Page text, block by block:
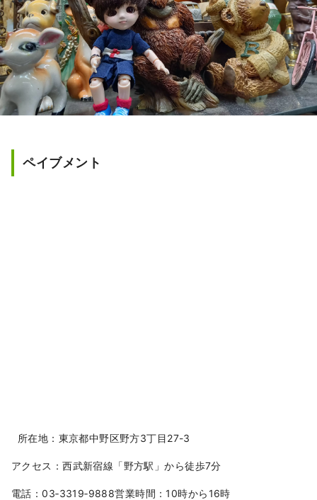
ペイブメント
所在地：東京都中野区野方3丁目27-3
アクセス：西武新宿線「野方駅」から徒歩7分
電話：03‐3319‐9888営業時間：10時から16時